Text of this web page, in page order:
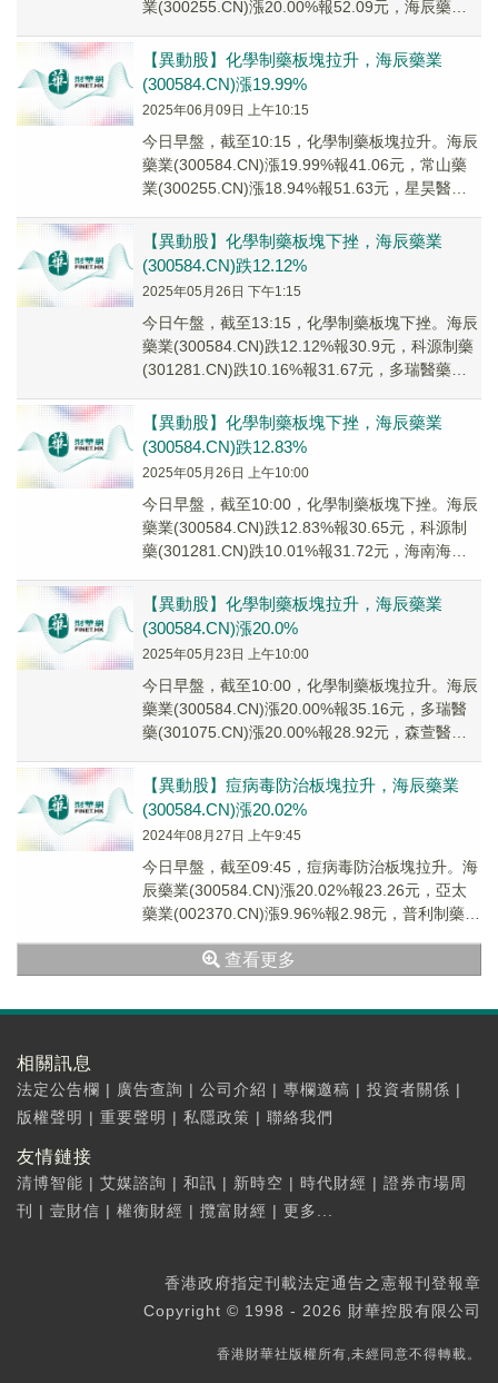
業(300255.CN)漲20.00%報52.09元，海辰藥業
【異動股】化學制藥板塊拉升，海辰藥業
(300584.CN)漲19.99%
2025年06月09日 上午10:15
今日早盤，截至10:15，化學制藥板塊拉升。海辰
藥業(300584.CN)漲19.99%報41.06元，常山藥
業(300255.CN)漲18.94%報51.63元，星昊醫藥
【異動股】化學制藥板塊下挫，海辰藥業
(300584.CN)跌12.12%
2025年05月26日 下午1:15
今日午盤，截至13:15，化學制藥板塊下挫。海辰
藥業(300584.CN)跌12.12%報30.9元，科源制藥
(301281.CN)跌10.16%報31.67元，多瑞醫藥
【異動股】化學制藥板塊下挫，海辰藥業
(300584.CN)跌12.83%
2025年05月26日 上午10:00
今日早盤，截至10:00，化學制藥板塊下挫。海辰
藥業(300584.CN)跌12.83%報30.65元，科源制
藥(301281.CN)跌10.01%報31.72元，海南海藥
【異動股】化學制藥板塊拉升，海辰藥業
(300584.CN)漲20.0%
2025年05月23日 上午10:00
今日早盤，截至10:00，化學制藥板塊拉升。海辰
藥業(300584.CN)漲20.00%報35.16元，多瑞醫
藥(301075.CN)漲20.00%報28.92元，森萱醫藥
【異動股】痘病毒防治板塊拉升，海辰藥業
(300584.CN)漲20.02%
2024年08月27日 上午9:45
今日早盤，截至09:45，痘病毒防治板塊拉升。海
辰藥業(300584.CN)漲20.02%報23.26元，亞太
藥業(002370.CN)漲9.96%報2.98元，普利制藥
查看更多
相關訊息
法定公告欄 | 廣告查詢 | 公司介紹 | 專欄邀稿 | 投資者關係 |
版權聲明 | 重要聲明 | 私隱政策 | 聯絡我們
友情鏈接
清博智能 | 艾媒諮詢 | 和訊 | 新時空 | 時代財經 | 證券市場周
刊
| 壹財信 | 權衡財經 | 攬富財經 | 更多...
香港政府指定刊載法定通告之憲報刊登報章
Copyright © 1998 - 2026 財華控股有限公司
香港財華社版權所有,未經同意不得轉載。